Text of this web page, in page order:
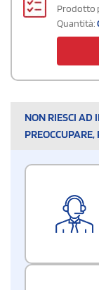
Prodotto
Quantità:
NON RIESCI AD